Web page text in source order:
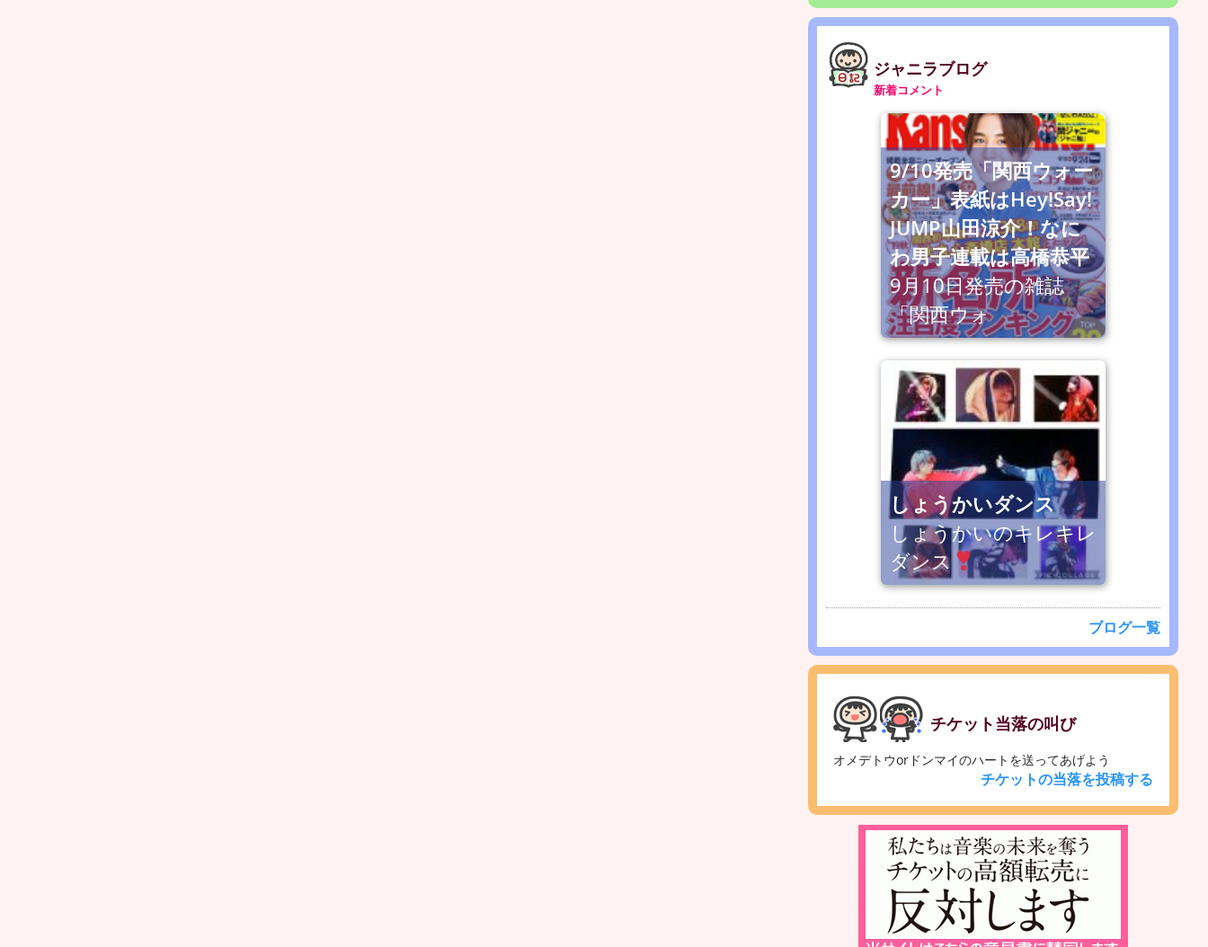
ジャニラブログ
新着コメント
9/10発売「関西ウォー
カー」表紙はHey!Say!
JUMP山田涼介！なに
わ男子連載は高橋恭平
9月10日発売の雑誌
「関西ウォ
しょうかいダンス
しょうかいのキレキレ
ダンス
ブログ一覧
チケット当落の叫び
オメデトウorドンマイのハートを送ってあげよう
チケットの当落を投稿する